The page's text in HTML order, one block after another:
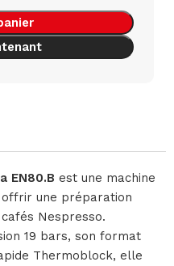
EN80.B est une machine
une préparation
Nespresso.
19 bars, son format
Thermoblock, elle